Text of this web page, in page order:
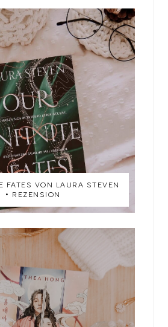
FATES VON LAURA STEVEN
• REZENSION